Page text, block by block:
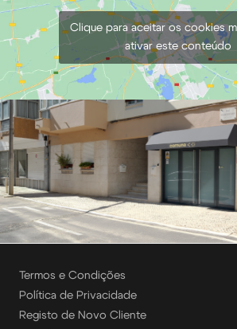
Clique para aceitar os cookies
ativar este conteúdo
Termos e Condições
Política de Privacidade
Registo de Novo Cliente